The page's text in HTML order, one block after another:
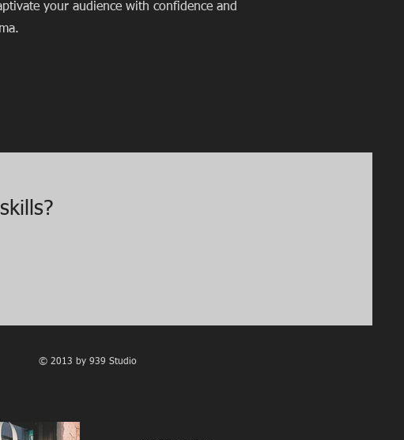
your audience with confidence and
© 2013 by 939 Studio